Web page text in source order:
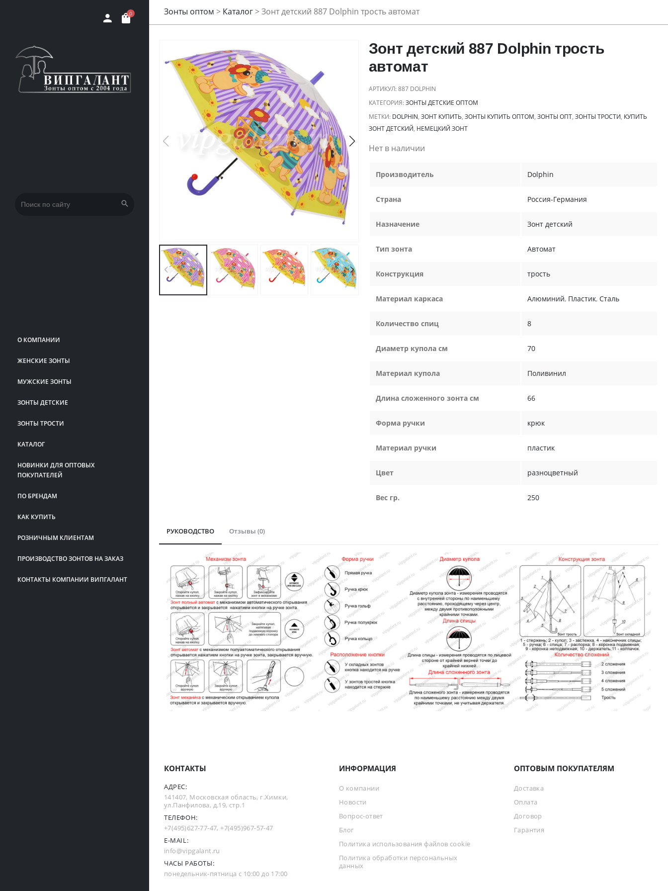
0
Искать:
О КОМПАНИИ
ЖЕНСКИЕ ЗОНТЫ
МУЖСКИЕ ЗОНТЫ
ЗОНТЫ ДЕТСКИЕ
ЗОНТЫ ТРОСТИ
КАТАЛОГ
НОВИНКИ ДЛЯ ОПТОВЫХ
ПОКУПАТЕЛЕЙ
ПО БРЕНДАМ
КАК КУПИТЬ
РОЗНИЧНЫМ КЛИЕНТАМ
ПРОИЗВОДСТВО ЗОНТОВ НА ЗАКАЗ
КОНТАКТЫ КОМПАНИИ ВИПГАЛАНТ
Зонты оптом > Каталог>Зонт детский 887 Dolphin трость автомат
Зонт детский 887 Dolphin трость
автомат
АРТИКУЛ:887 DOLPHIN
КАТЕГОРИЯ:ЗОНТЫ ДЕТСКИЕ ОПТОМ
МЕТКИ: DOLPHIN, ЗОНТ КУПИТЬ, ЗОНТЫ КУПИТЬ ОПТОМ, ЗОНТЫ ОПТ, ЗОНТЫ ТРОСТИ, КУПИТЬ
ЗОНТ ДЕТСКИЙ, НЕМЕЦКИЙ ЗОНТ
Нет в наличии
Производитель Dolphin
Страна Россия-Германия
Назначение Зонт детский
Тип зонта Автомат
Конструкция трость
Материал каркаса Алюминий, Пластик, Сталь
Количество спиц 8
Диаметр купола см 70
Материал купола Поливинил
Длина сложенного зонта см 66
Форма ручки крюк
Материал ручки пластик
Цвет разноцветный
Вес гр. 250
РУКОВОДСТВО Отзывы (0)
КОНТАКТЫ
АДРЕС:
141407, Московская область, г.Химки,
ул.Панфилова, д.19, стр.1
ТЕЛЕФОН:
+7(495)627-77-47,+7(495)967-57-47
E-MAIL:
info@vipgalant.ru
ЧАСЫ РАБОТЫ:
понедельник-пятница с 10:00 до 17:00
ИНФОРМАЦИЯ
О компании
Новости
Вопрос-ответ
Блог
Политика использования файлов cookie
Политика обработки персональных
данных
ОПТОВЫМ ПОКУПАТЕЛЯМ
Доставка
Оплата
Договор
Гарантия